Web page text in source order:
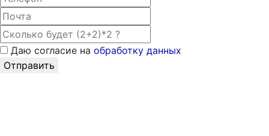
Даю согласие на обработку данных
Отправить